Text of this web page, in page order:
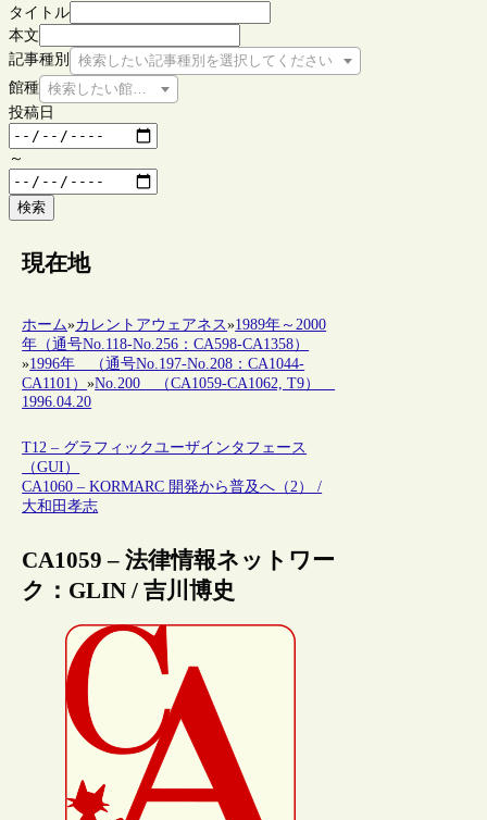
タイトル
本文
記事種別
検索したい記事種別を選択してください
館種 検索したい館種を選択してください
投稿日
～
検索
現在地
ホーム»カレントアウェアネス»1989年～2000
年（通号No.118-No.256：CA598-CA1358）
»1996年 （通号No.197-No.208：CA1044-
CA1101）»No.200 （CA1059-CA1062, T9）
1996.04.20
T12 – グラフィックユーザインタフェース
（GUI）
CA1060 – KORMARC 開発から普及へ（2） /
大和田孝志
CA1059 – 法律情報ネットワー
ク：GLIN / 吉川博史